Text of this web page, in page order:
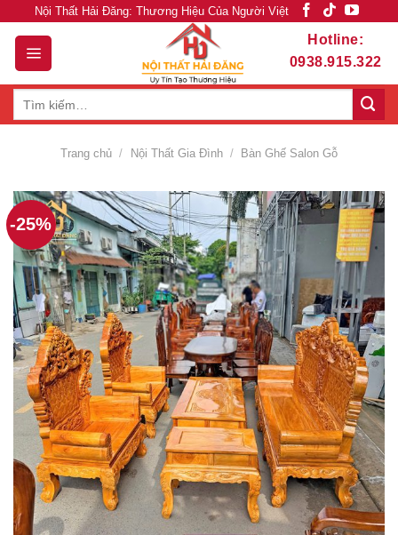
content
Nội Thất Hải Đăng: Thương Hiệu Của Người Việt
Hotline:
0938.915.322
Trang chủ / Nội Thất Gia Đình / Bàn Ghế Salon Gỗ
-25%